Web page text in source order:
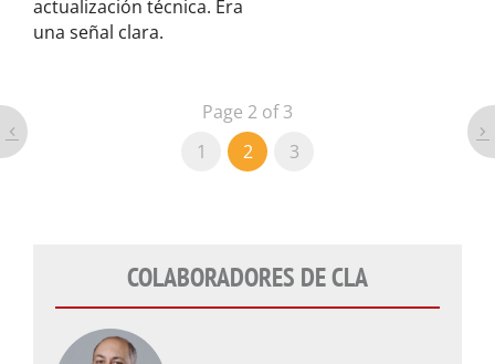
actualización técnica. Era
una señal clara.
Page 2 of 3
1
2 3
COLABORADORES DE CLA